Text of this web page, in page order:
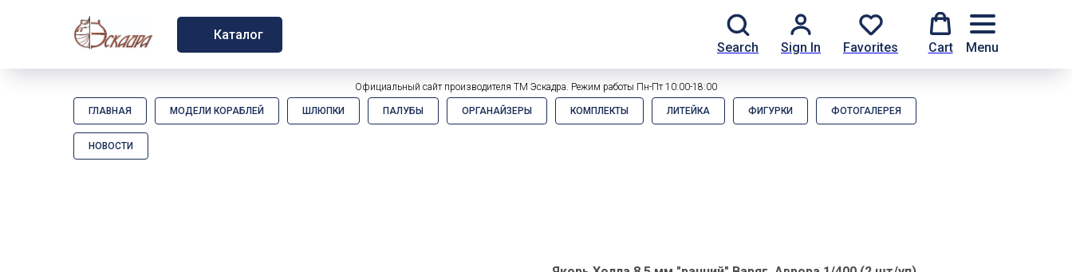
Каталог
Search
Sign In Favorites Cart Menu
Официальный сайт производителя ТМ Эскадра. Режим работы Пн-Пт 10:00-18:00
ГЛАВНАЯ МОДЕЛИ КОРАБЛЕЙ ШЛЮПКИ ПАЛУБЫ ОРГАНАЙЗЕРЫ КОМПЛЕКТЫ ЛИТЕЙКА ФИГУРКИ ФОТОГАЛЕРЕЯ
НОВОСТИ